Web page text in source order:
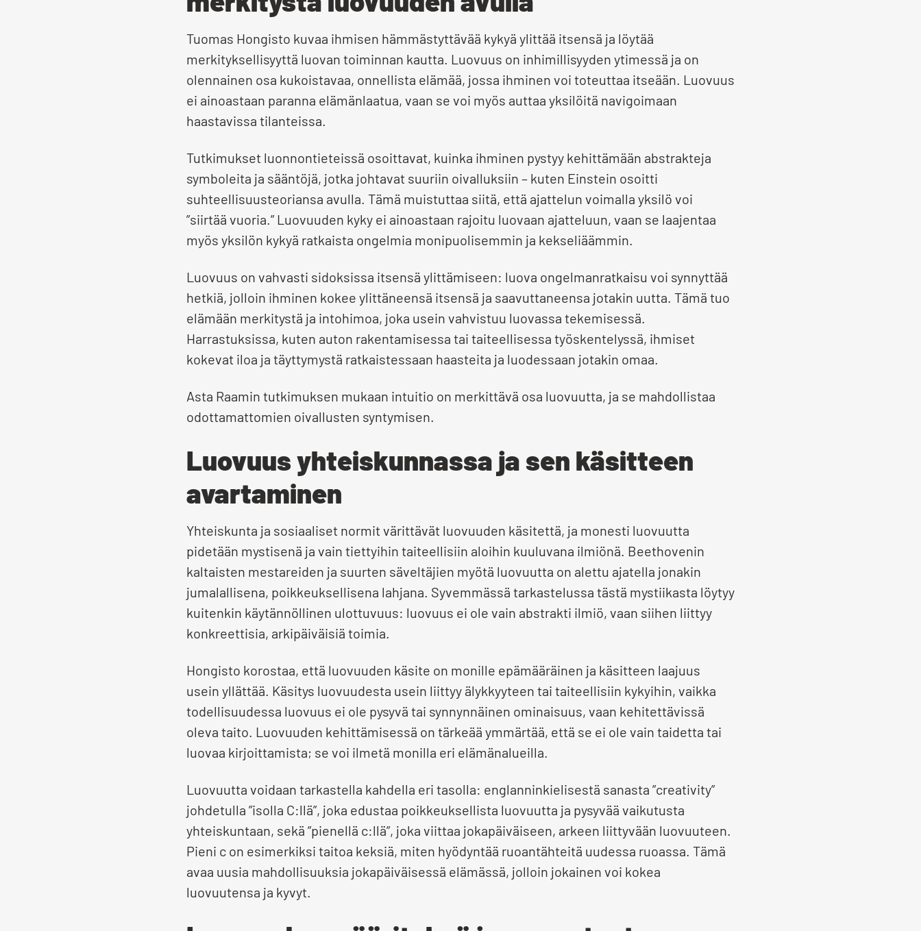
Tuomas Hongisto kuvaa ihmisen hämmästyttävää kykyä ylittää itsensä ja löytää
merkityksellisyyttä luovan toiminnan kautta. Luovuus on inhimillisyyden ytimessä ja on
olennainen osa kukoistavaa, onnellista elämää, jossa ihminen voi toteuttaa itseään. Luovuus
ei ainoastaan paranna elämänlaatua, vaan se voi myös auttaa yksilöitä navigoimaan
haastavissa tilanteissa.
Tutkimukset luonnontieteissä osoittavat, kuinka ihminen pystyy kehittämään abstrakteja
symboleita ja sääntöjä, jotka johtavat suuriin oivalluksiin – kuten Einstein osoitti
suhteellisuusteoriansa avulla. Tämä muistuttaa siitä, että ajattelun voimalla yksilö voi
”siirtää vuoria.” Luovuuden kyky ei ainoastaan rajoitu luovaan ajatteluun, vaan se laajentaa
myös yksilön kykyä ratkaista ongelmia monipuolisemmin ja kekseliäämmin.
Luovuus on vahvasti sidoksissa itsensä ylittämiseen: luova ongelmanratkaisu voi synnyttää
hetkiä, jolloin ihminen kokee ylittäneensä itsensä ja saavuttaneensa jotakin uutta. Tämä tuo
elämään merkitystä ja intohimoa, joka usein vahvistuu luovassa tekemisessä.
Harrastuksissa, kuten auton rakentamisessa tai taiteellisessa työskentelyssä, ihmiset
kokevat iloa ja täyttymystä ratkaistessaan haasteita ja luodessaan jotakin omaa.
Asta Raamin tutkimuksen mukaan intuitio on merkittävä osa luovuutta, ja se mahdollistaa
odottamattomien oivallusten syntymisen.
Luovuus yhteiskunnassa ja sen käsitteen
avartaminen
Yhteiskunta ja sosiaaliset normit värittävät luovuuden käsitettä, ja monesti luovuutta
pidetään mystisenä ja vain tiettyihin taiteellisiin aloihin kuuluvana ilmiönä. Beethovenin
kaltaisten mestareiden ja suurten säveltäjien myötä luovuutta on alettu ajatella jonakin
jumalallisena, poikkeuksellisena lahjana. Syvemmässä tarkastelussa tästä mystiikasta löytyy
kuitenkin käytännöllinen ulottuvuus: luovuus ei ole vain abstrakti ilmiö, vaan siihen liittyy
konkreettisia, arkipäiväisiä toimia.
Hongisto korostaa, että luovuuden käsite on monille epämääräinen ja käsitteen laajuus
usein yllättää. Käsitys luovuudesta usein liittyy älykkyyteen tai taiteellisiin kykyihin, vaikka
todellisuudessa luovuus ei ole pysyvä tai synnynnäinen ominaisuus, vaan kehitettävissä
oleva taito. Luovuuden kehittämisessä on tärkeää ymmärtää, että se ei ole vain taidetta tai
luovaa kirjoittamista; se voi ilmetä monilla eri elämänalueilla.
Luovuutta voidaan tarkastella kahdella eri tasolla: englanninkielisestä sanasta ”creativity”
johdetulla ”isolla C:llä”, joka edustaa poikkeuksellista luovuutta ja pysyvää vaikutusta
yhteiskuntaan, sekä ”pienellä c:llä”, joka viittaa jokapäiväiseen, arkeen liittyvään luovuuteen.
Pieni c on esimerkiksi taitoa keksiä, miten hyödyntää ruoantähteitä uudessa ruoassa. Tämä
avaa uusia mahdollisuuksia jokapäiväisessä elämässä, jolloin jokainen voi kokea
luovuutensa ja kyvyt.